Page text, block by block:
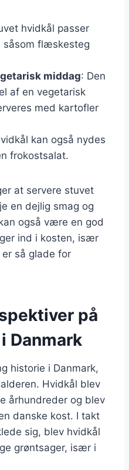
hvidkål passer
såsom flæskesteg
middag: Den
af en vegetarisk
med kartofler
kan også nydes
frokostsalat.
at servere stuvet
en dejlig smag og
også være en god
ind i kosten, især
så glade for
på
Danmark
historie i Danmark,
Hvidkål blev
århundreder og blev
danske kost. I takt
sig, blev hvidkål
grøntsager, især i